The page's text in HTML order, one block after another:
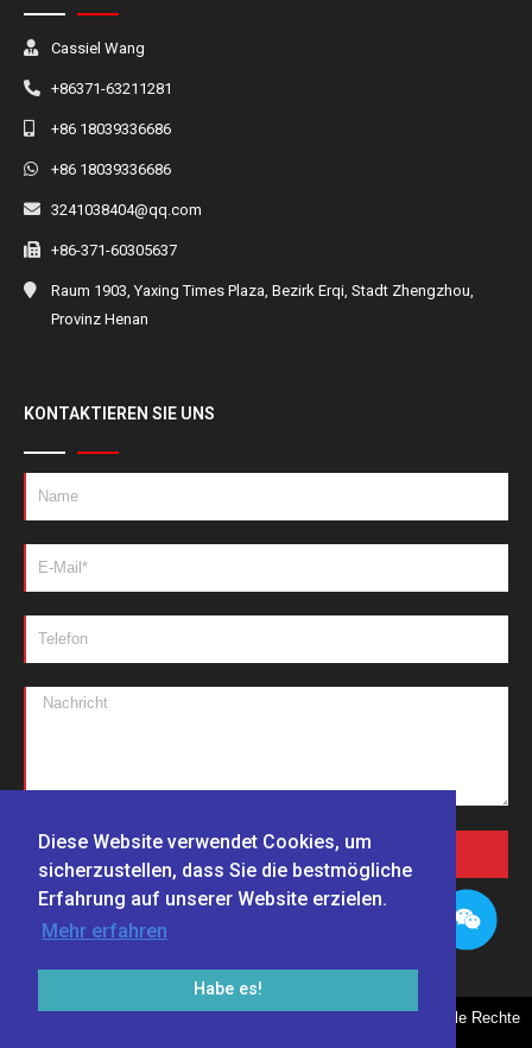
Diese Website verwendet Cookies, um
sicherzustellen, dass Sie die bestmögliche
Erfahrung auf unserer Website erzielen.
Mehr erfahren
Habe es!
Cassiel Wang
+86371-63211281
+86 18039336686
+86 18039336686
3241038404@qq.com
+86-371-60305637
Raum 1903, Yaxing Times Plaza, Bezirk Erqi, Stadt Zhengzhou,
Provinz Henan
KONTAKTIEREN SIE UNS
NACHRICHTEN SENDEN
Copyright © 1999-2024 Zhengzhou Haixu Abrasives Co., Ltd., Alle Rechte